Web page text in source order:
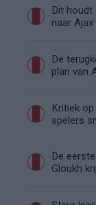
Dit
naar
De
plan van
Kritiek
spelers
De
Gloukh